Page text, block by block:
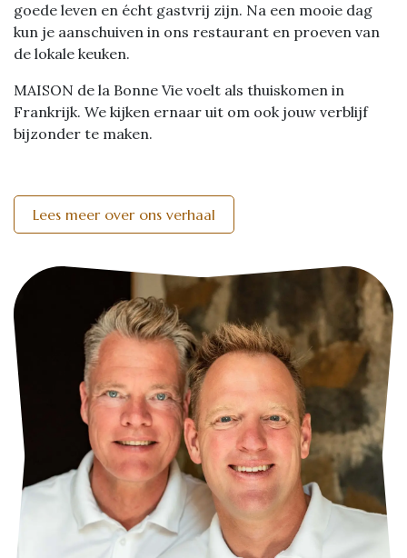
goede leven en écht gastvrij zijn. Na een mooie dag
kun je aanschuiven in ons restaurant en proeven van
de lokale keuken.
MAISON de la Bonne Vie voelt als thuiskomen in
Frankrijk. We kijken ernaar uit om ook jouw verblijf
bijzonder te maken.
Lees meer over ons verhaal